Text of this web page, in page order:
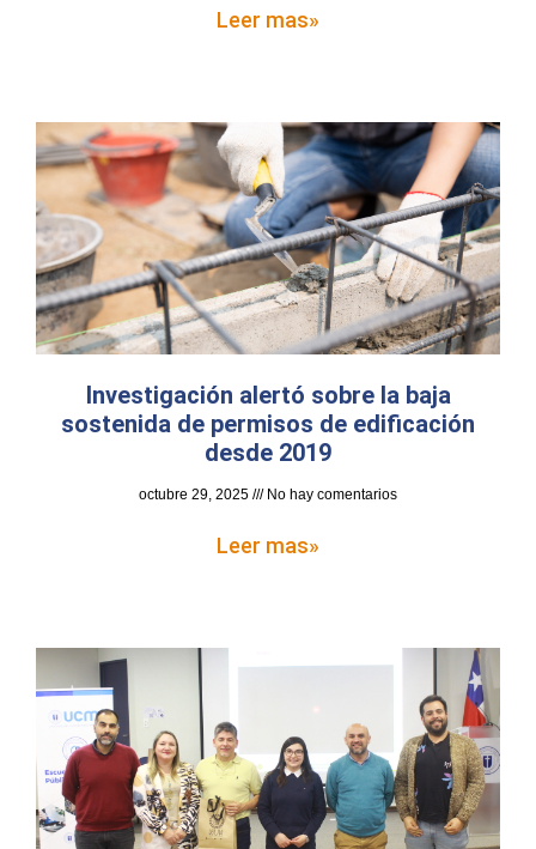
Leer mas»
Investigación alertó sobre la baja
sostenida de permisos de edificación
desde 2019
octubre 29, 2025 No hay comentarios
Leer mas»